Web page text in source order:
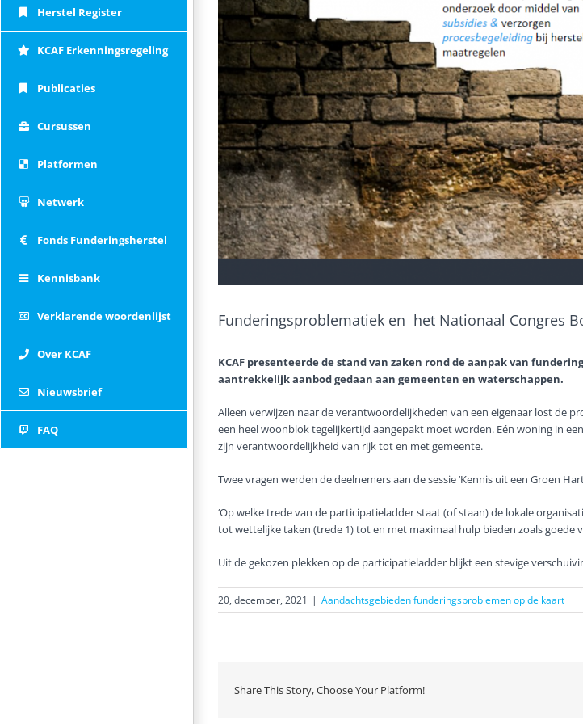
Herstel Register
KCAF Erkenningsregeling
Publicaties
Cursussen
Platformen
Netwerk
Fonds Funderingsherstel
Kennisbank
Verklarende woordenlijst
Over KCAF
Nieuwsbrief
FAQ
Funderingsproblematiek en het Nationaal Congres
KCAF presenteerde de stand van zaken rond de aanpak van
aantrekkelijk aanbod gedaan aan gemeenten en waterschappen.
Alleen verwijzen naar de verantwoordelijkheden van een eigenaar lost de
een heel woonblok tegelijkertijd aangepakt moet worden. Eén woning in
zijn verantwoordelijkheid van rijk tot en met gemeente.
Twee vragen werden de deelnemers aan de sessie ‘Kennis uit een Groen
‘Op welke trede van de participatieladder staat (of staan) de lokale
tot wettelijke taken (trede 1) tot en met maximaal hulp bieden zoals
Uit de gekozen plekken op de participatieladder blijkt een stevige
20, december, 2021 | Aandachtsgebieden funderingsproblemen op de kaart
Share This Story, Choose Your Platform!